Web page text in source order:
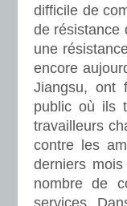
difficile de
de résistance
une
encore
Jiangsu, ont
public où ils
travailleurs
contre les
derniers
nombre de
services.